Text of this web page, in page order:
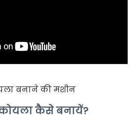
बनाने की मशीन
कैसे बनायें?